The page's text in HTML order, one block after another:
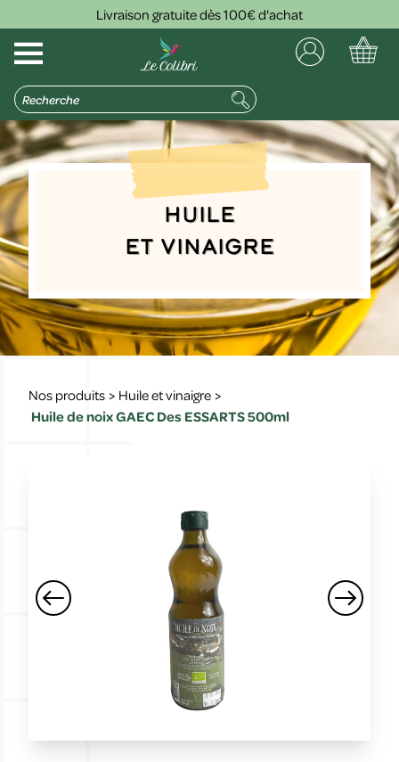
Livraison gratuite dès 100€ d'achat
Huile
et vinaigre
Nos produits > Huile et vinaigre >
Huile de noix GAEC Des ESSARTS 500ml